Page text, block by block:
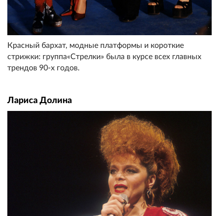
Красный бархат, модные платформы и короткие
стрижки: группа«Стрелки» была в курсе всех главных
трендов 90-х годов.
Лариса Долина